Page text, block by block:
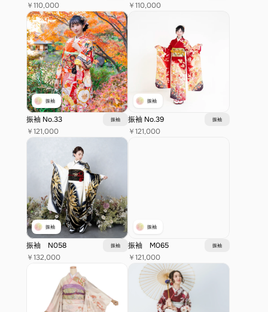
￥110,000 ￥110,000
振袖
振袖 No.33 振袖
￥121,000
振袖
振袖 No.39 振袖
￥121,000
振袖
振袖　N058 振袖
￥132,000
振袖
振袖　M065 振袖
￥121,000